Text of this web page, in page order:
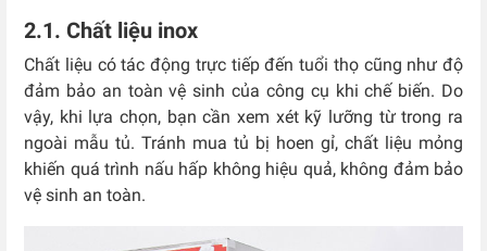
2.1. Chất liệu inox
Chất liệu có tác động trực tiếp đến tuổi thọ cũng như độ
đảm bảo an toàn vệ sinh của công cụ khi chế biến. Do
vậy, khi lựa chọn, bạn cần xem xét kỹ lưỡng từ trong ra
ngoài mẫu tủ. Tránh mua tủ bị hoen gỉ, chất liệu mỏng
khiến quá trình nấu hấp không hiệu quả, không đảm bảo
vệ sinh an toàn.